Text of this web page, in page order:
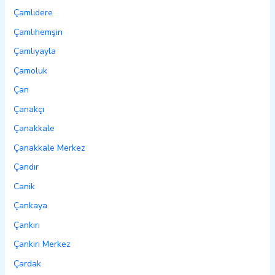
Çamlıdere
Çamlıhemşin
Çamlıyayla
Çamoluk
Çan
Çanakçı
Çanakkale
Çanakkale Merkez
Çandır
Canik
Çankaya
Çankırı
Çankırı Merkez
Çardak